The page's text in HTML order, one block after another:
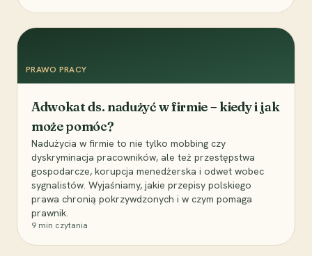
PRAWO PRACY
Adwokat ds. nadużyć w firmie – kiedy i jak
może pomóc?
Nadużycia w firmie to nie tylko mobbing czy
dyskryminacja pracowników, ale też przestępstwa
gospodarcze, korupcja menedżerska i odwet wobec
sygnalistów. Wyjaśniamy, jakie przepisy polskiego
prawa chronią pokrzywdzonych i w czym pomaga
prawnik.
9 min czytania